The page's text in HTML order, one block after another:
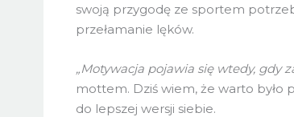
swoją przygodę ze sportem
przełamanie lęków.
„Motywacja pojawia się wtedy, gdy
mottem. Dziś wiem, że warto było
do lepszej wersji siebie.